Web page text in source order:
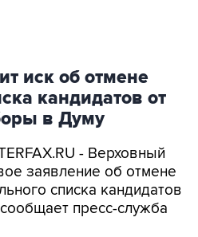
иск об отмене
кандидатов от
в Думу
- Верховный
заявление об отмене
списка кандидатов
пресс-служба